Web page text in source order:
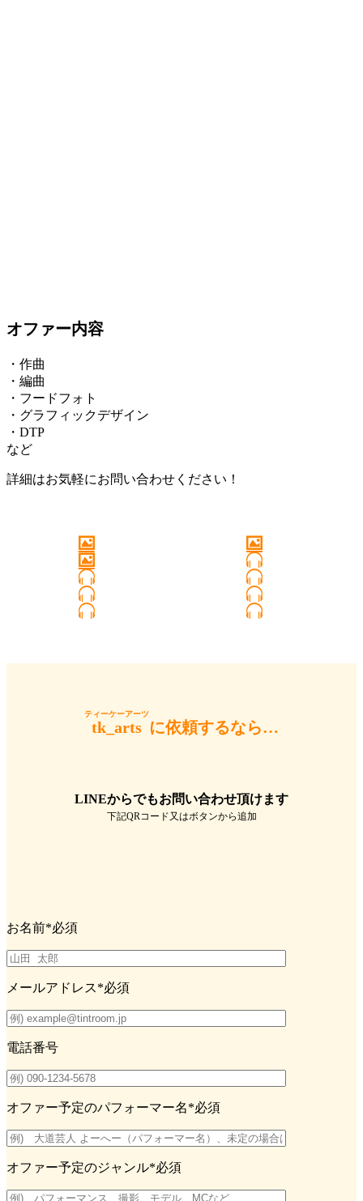
オファー内容
・作曲
・編曲
・フードフォト
・グラフィックデザイン
・DTP
など
詳細はお気軽にお問い合わせください！
tk_arts
ティーケーアーツ
に依頼するなら…
LINEからでもお問い合わせ頂けます
下記QRコード又はボタンから追加
お名前*必須
メールアドレス*必須
電話番号
オファー予定のパフォーマー名*必須
オファー予定のジャンル*必須